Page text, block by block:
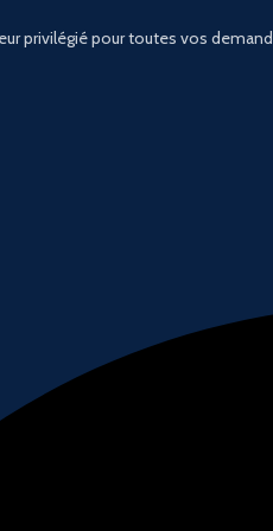
privilégié pour toutes vos